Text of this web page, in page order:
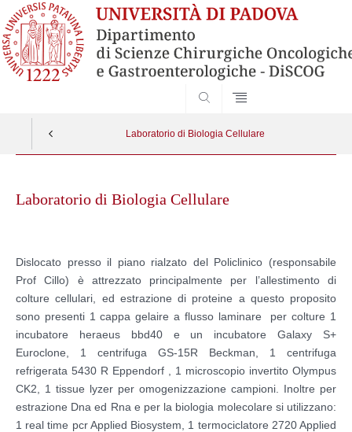
Laboratorio di Biologia Cellulare
contentLaboratorio di Biologia Cellulare
Dislocato presso il piano rialzato del Policlinico (responsabile
Prof Cillo) è attrezzato principalmente per l’allestimento di
colture cellulari, ed estrazione di proteine a questo proposito
sono presenti 1 cappa gelaire a flusso laminare per colture 1
incubatore heraeus bbd40 e un incubatore Galaxy S+
Euroclone, 1 centrifuga GS-15R Beckman, 1 centrifuga
refrigerata 5430 R Eppendorf , 1 microscopio invertito Olympus
CK2, 1 tissue lyzer per omogenizzazione campioni. Inoltre per
estrazione Dna ed Rna e per la biologia molecolare si utilizzano:
1 real time pcr Applied Biosystem, 1 termociclatore 2720 Applied